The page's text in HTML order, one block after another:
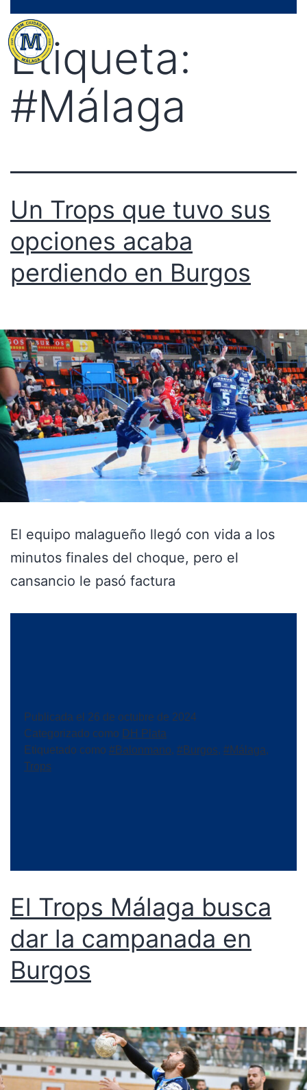
contenido
Etiqueta:
#Málaga
Un Trops que tuvo sus
opciones acaba
perdiendo en Burgos
El equipo malagueño llegó con vida a los
minutos finales del choque, pero el
cansancio le pasó factura
Publicada el 26 de octubre de 2024
Categorizado como DH Plata
Etiquetado como #Balonmano, #Burgos, #Málaga,
Trops
El Trops Málaga busca
dar la campanada en
Burgos